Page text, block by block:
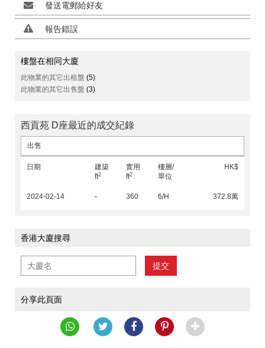
發送電郵給好友
報告錯誤
樓盤在相同大廈
此物業的其它出租盤 (5)
此物業的其它出售盤 (3)
西貢苑 D座最近的成交紀錄
出售
日期
建築
ft2
實用
ft2
樓層/
單位
HK$
2024-02-14 - 360 6/H 372.8萬
香港大廈搜尋
提交
分享此頁面